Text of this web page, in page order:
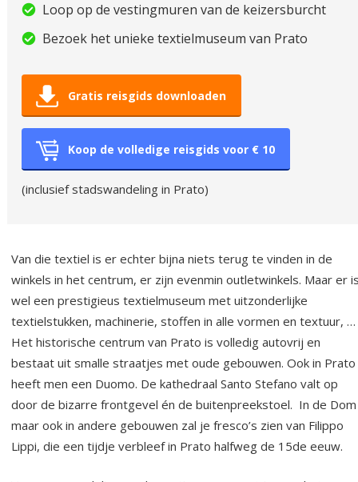
Loop op de vestingmuren van de keizersburcht
Bezoek het unieke textielmuseum van Prato
Gratis reisgids downloaden
Koop de volledige reisgids voor € 10
(inclusief stadswandeling in Prato)
Van die textiel is er echter bijna niets terug te vinden in de
winkels in het centrum, er zijn evenmin outletwinkels. Maar er
wel een prestigieus textielmuseum met uitzonderlijke
textielstukken, machinerie, stoffen in alle vormen en textuur, …
Het historische centrum van Prato is volledig autovrij en
bestaat uit smalle straatjes met oude gebouwen. Ook in Prato
heeft men een Duomo. De kathedraal Santo Stefano valt op
door de bizarre frontgevel én de buitenpreekstoel. In de Dom
maar ook in andere gebouwen zal je fresco’s zien van Filippo
Lippi, die een tijdje verbleef in Prato halfweg de 15de eeuw.